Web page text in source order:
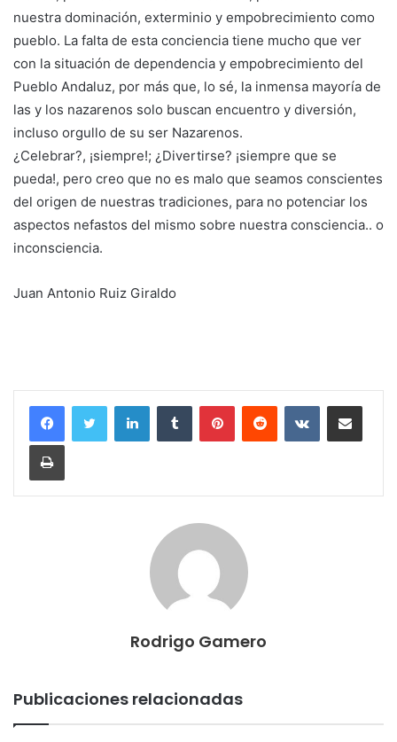
nuestra dominación, exterminio y empobrecimiento como
pueblo. La falta de esta conciencia tiene mucho que ver
con la situación de dependencia y empobrecimiento del
Pueblo Andaluz, por más que, lo sé, la inmensa mayoría de
las y los nazarenos solo buscan encuentro y diversión,
incluso orgullo de su ser Nazarenos.
¿Celebrar?, ¡siempre!; ¿Divertirse? ¡siempre que se
pueda!, pero creo que no es malo que seamos conscientes
del origen de nuestras tradiciones, para no potenciar los
aspectos nefastos del mismo sobre nuestra consciencia.. o
inconsciencia.
Juan Antonio Ruiz Giraldo
Rodrigo Gamero
Publicaciones relacionadas